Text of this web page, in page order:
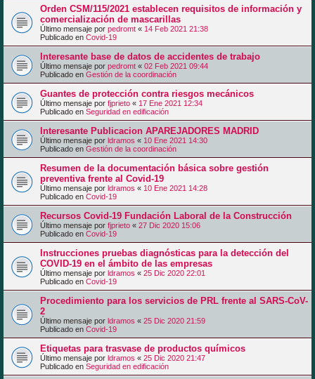
Orden CSM/115/2021 establecen requisitos de información y
comercialización de mascarillas
Último mensaje por pedromt « 14 Feb 2021 21:38
Publicado en Covid-19
Interesante base de datos de accidentes de trabajo
Último mensaje por pedromt « 02 Feb 2021 09:44
Publicado en Gestión de la coordinación
Guantes de protección contra riesgos mecánicos
Último mensaje por fjprieto « 17 Ene 2021 12:34
Publicado en Seguridad en edificación
Interesante Publicacion APAREJADORES MADRID
Último mensaje por ldramos « 10 Ene 2021 14:30
Publicado en Gestión de la coordinación
Resumen de la documentación básica sobre gestión
preventiva frente al Covid-19
Último mensaje por ldramos « 10 Ene 2021 14:28
Publicado en Covid-19
Recursos Covid-19 Fundación Laboral de la Construcción
Último mensaje por fjprieto « 27 Dic 2020 15:06
Publicado en Covid-19
Instrucciones pruebas diagnósticas para la detección del
COVID-19 en el ámbito de las empresas
Último mensaje por ldramos « 25 Dic 2020 22:01
Publicado en Covid-19
Procedimiento para los servicios de PRL frente al SARS-CoV-
2
Último mensaje por ldramos « 25 Dic 2020 21:59
Publicado en Covid-19
Etiquetas para trasvase de productos químicos
Último mensaje por ldramos « 25 Dic 2020 21:47
Publicado en Seguridad en edificación